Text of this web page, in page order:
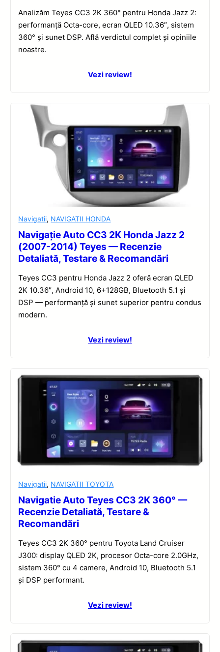
Analizăm Teyes CC3 2K 360° pentru Honda Jazz 2:
performanță Octa-core, ecran QLED 10.36″, sistem
360° și sunet DSP. Află verdictul complet și opiniile
noastre.
Vezi review!
Navigatii, NAVIGATII HONDA
Navigație Auto CC3 2K Honda Jazz 2
(2007-2014) Teyes — Recenzie
Detaliată, Testare & Recomandări
Teyes CC3 pentru Honda Jazz 2 oferă ecran QLED
2K 10.36″, Android 10, 6+128GB, Bluetooth 5.1 și
DSP — performanță și sunet superior pentru condus
modern.
Vezi review!
Navigatii, NAVIGATII TOYOTA
Navigatie Auto Teyes CC3 2K 360° —
Recenzie Detaliată, Testare &
Recomandări
Teyes CC3 2K 360° pentru Toyota Land Cruiser
J300: display QLED 2K, procesor Octa-core 2.0GHz,
sistem 360° cu 4 camere, Android 10, Bluetooth 5.1
și DSP performant.
Vezi review!